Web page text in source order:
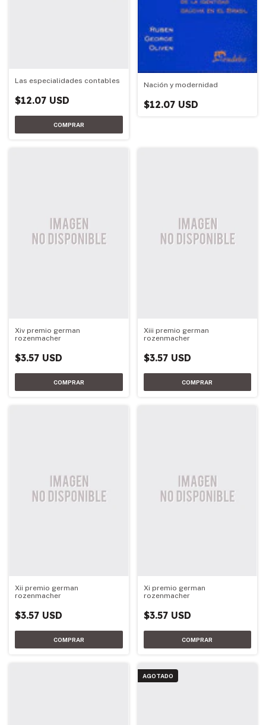
Las especialidades contables
$12.07 USD
Nación y modernidad
$12.07 USD
Xiv premio german
rozenmacher
$3.57 USD
Xiii premio german
rozenmacher
$3.57 USD
Xii premio german
rozenmacher
$3.57 USD
Xi premio german
rozenmacher
$3.57 USD
AGOTADO